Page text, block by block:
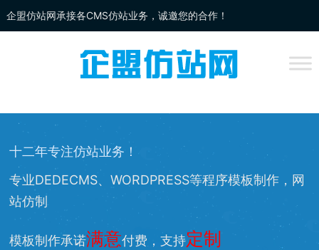
企盟仿站网承接各CMS仿站业务，诚邀您的合作！
DEDECMS仿站 、WORDPRESS仿站
、网站兼容等服务，欢迎您的访问！
十二年专注仿站业务！
专业DEDECMS、WORDPRESS等程序模板制作，网
站仿制
模板制作承诺满意付费，支持定制